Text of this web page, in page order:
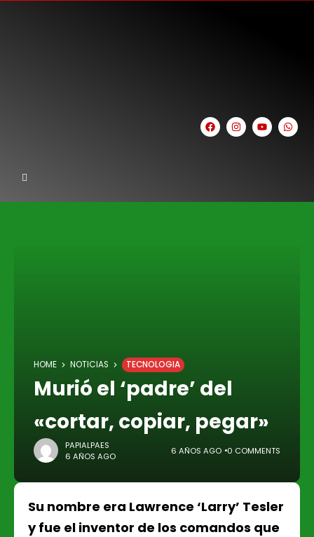
HOME NOTICIAS TECNOLOGIA
Murió el ‘padre’ del
«cortar, copiar, pegar»
PAPIALPAES
6 AÑOS AGO
6 AÑOS AGO 0 COMMENTS
Su nombre era Lawrence ‘Larry’ Tesler
y fue el inventor de los comandos que